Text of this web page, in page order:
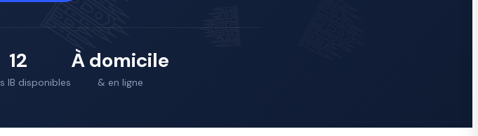
12
IB disponibles
À domicile
& en ligne